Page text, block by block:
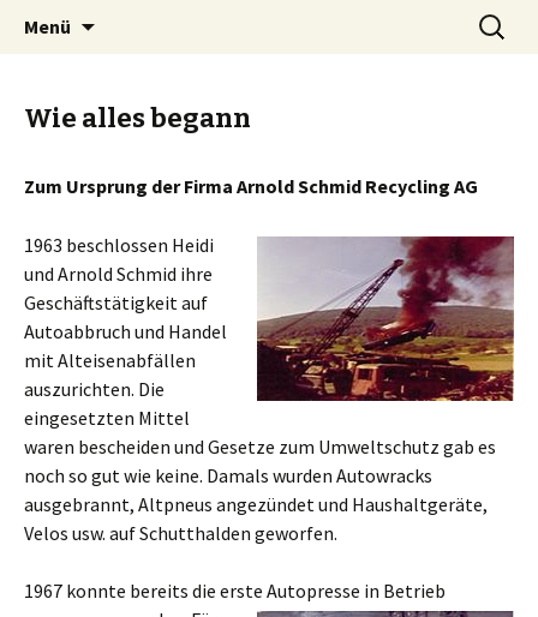
Arnold Schmid Recycling AG
Menü
Suche
nach:
Wie alles begann
Zum Ursprung der Firma Arnold Schmid Recycling AG
1963 beschlossen Heidi
und Arnold Schmid ihre
Geschäftstätigkeit auf
Autoabbruch und Handel
mit Alteisenabfällen
auszurichten. Die
eingesetzten Mittel
waren bescheiden und Gesetze zum Umweltschutz gab es
noch so gut wie keine. Damals wurden Autowracks
ausgebrannt, Altpneus angezündet und Haushaltgeräte,
Velos usw. auf Schutthalden geworfen.
1967 konnte bereits die erste Autopresse in Betrieb